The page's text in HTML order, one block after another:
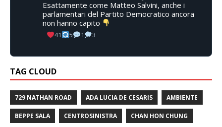
Esattamente come Matteo Salvini, anche i
parlamentari del Partito Democratico ancora
non hanno capito
41 5 1 3
TAG CLOUD
729 NATHAN ROAD ADA LUCIA DE CESARIS AMBIENTE
BEPPE SALA CENTROSINISTRA CHAN HON CHUNG